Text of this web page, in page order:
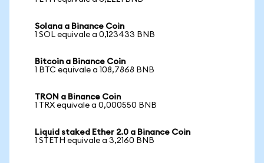
Solana a Binance Coin
1 SOL equivale a 0,123433 BNB
Bitcoin a Binance Coin
1 BTC equivale a 108,7868 BNB
TRON a Binance Coin
1 TRX equivale a 0,000550 BNB
Liquid staked Ether 2.0 a Binance Coin
1 STETH equivale a 3,2160 BNB